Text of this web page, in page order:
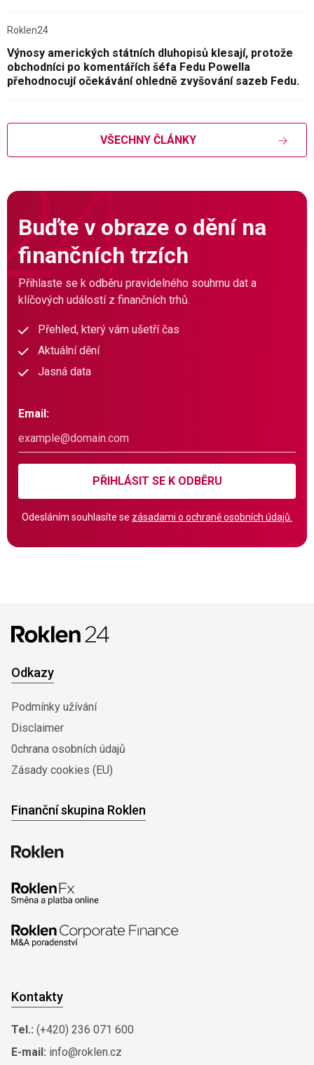
Roklen24
Výnosy amerických státních dluhopisů klesají, protože
obchodníci po komentářích šéfa Fedu Powella
přehodnocují očekávání ohledně zvyšování sazeb Fedu.
VŠECHNY ČLÁNKY
Buďte v obraze o dění na
finančních trzích
Přihlaste se k odběru pravidelného souhrnu dat a
klíčových událostí z finančních trhů.
Přehled, který vám ušetří čas
Aktuální dění
Jasná data
Email:
PŘIHLÁSIT SE K ODBĚRU
Odesláním souhlasíte se zásadami o ochraně osobních údajů.
Odkazy
Podmínky užívání
Disclaimer
0chrana osobních údajů
Zásady cookies (EU)
Finanční skupina Roklen
Kontakty
Tel.: (+420) 236 071 600
E-mail: info@roklen.cz